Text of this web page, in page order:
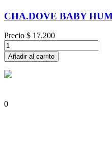
CHA.DOVE BABY
Precio $ 17.200
Añadir al carrito
0